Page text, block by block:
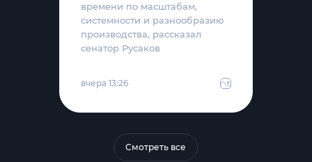
времени по масштабам,
системности и разнообразию
производства, рассказал
сенатор Русаков
вчера 13:26
Смотреть все